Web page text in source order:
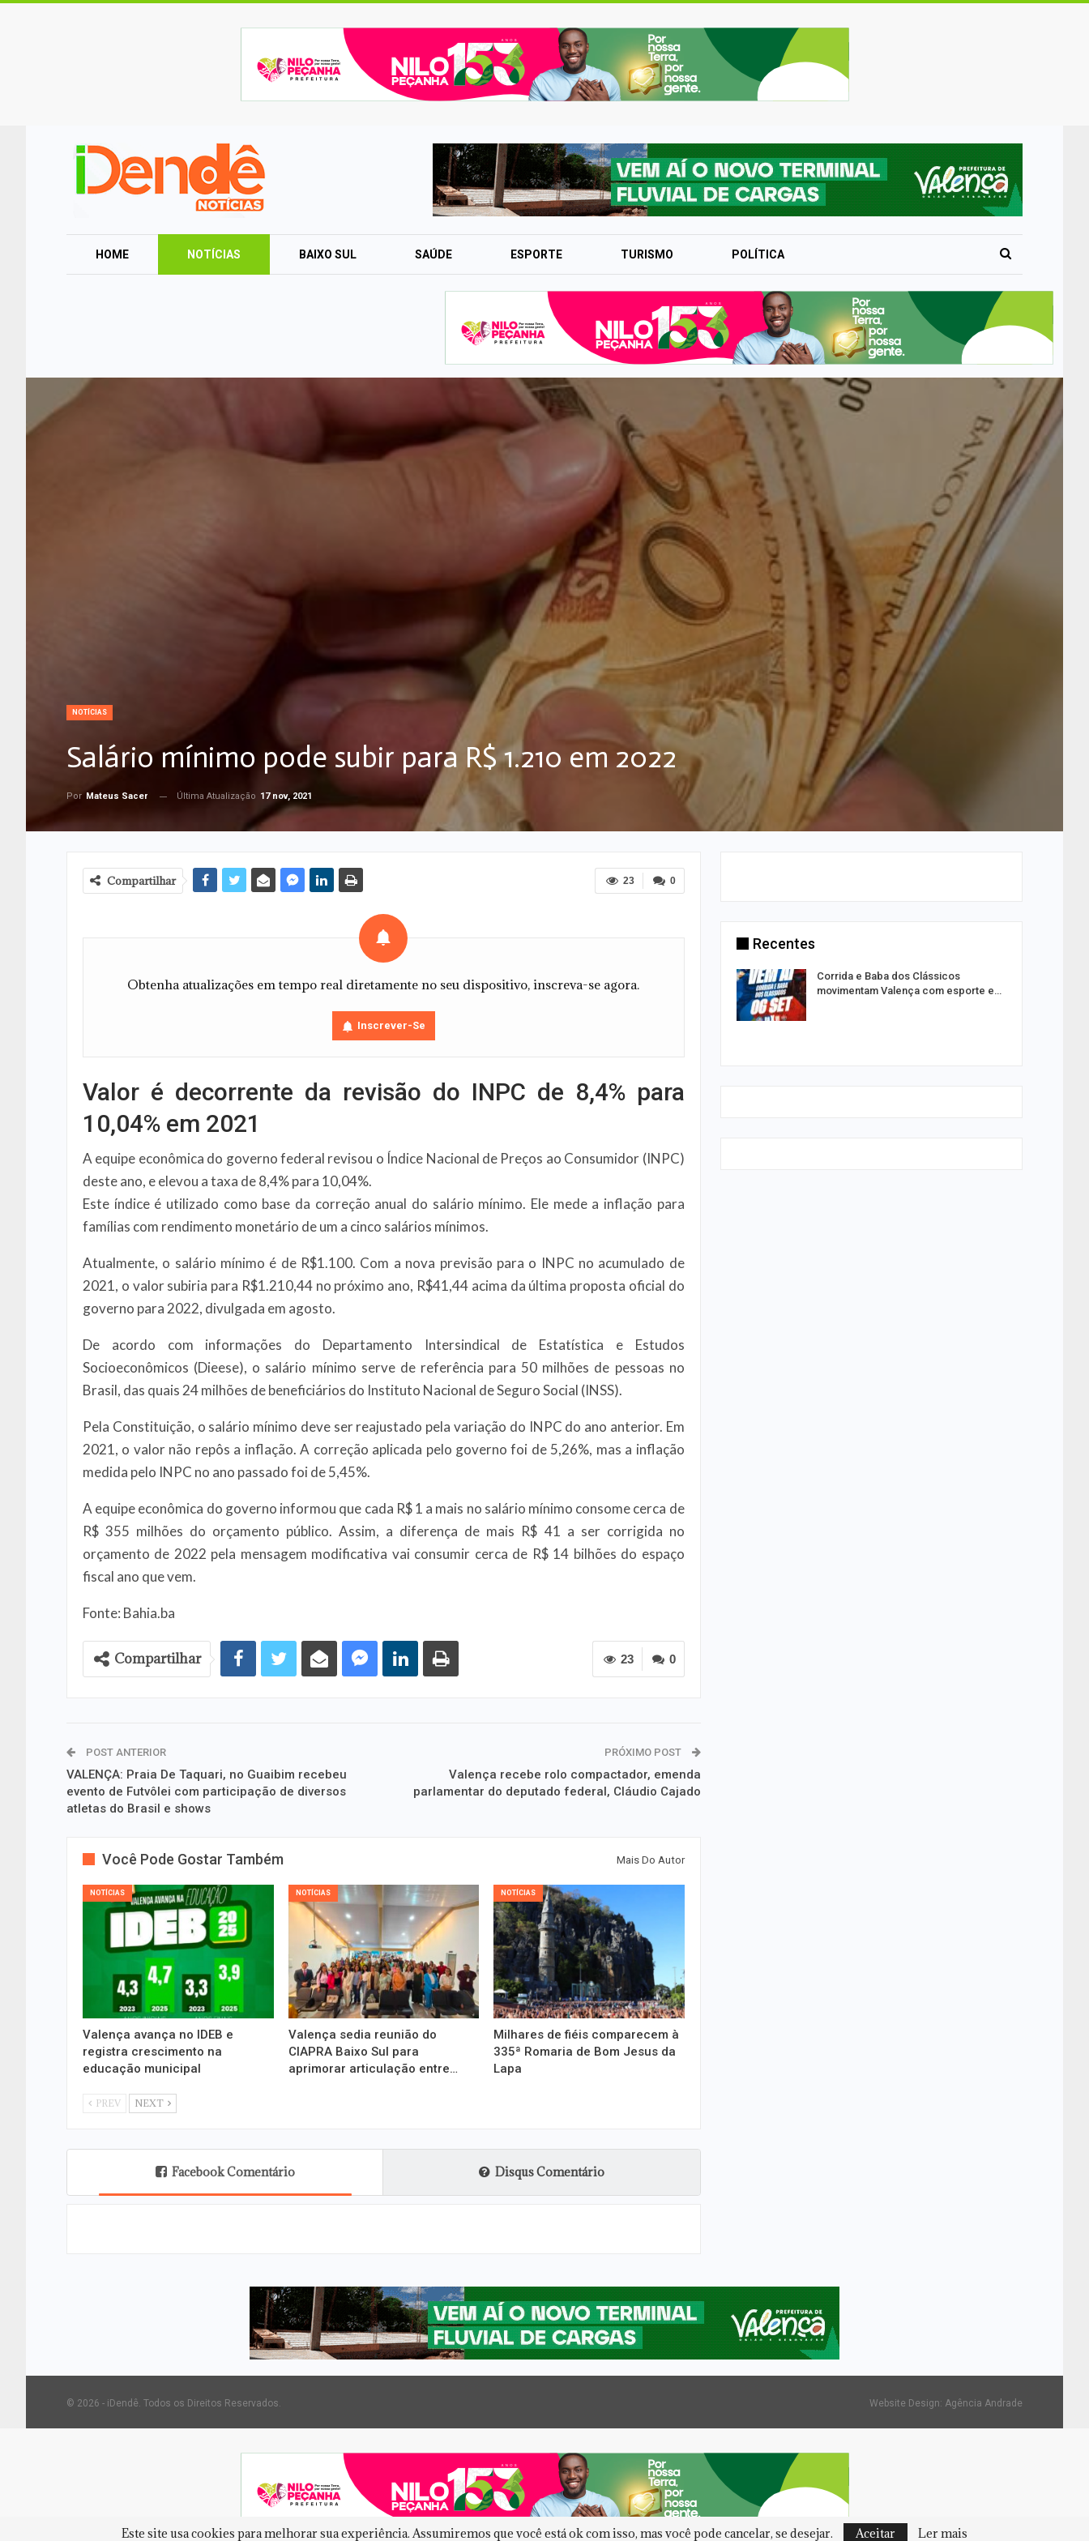
HOME NOTÍCIAS BAIXO SUL SAÚDE ESPORTE TURISMO POLÍTICA
NOTÍCIAS
Salário mínimo pode subir para R$ 1.210 em 2022
Por Mateus Sacer Última Atualização 17 nov, 2021
0
23
Compartilhar
Obtenha atualizações em tempo real diretamente no seu dispositivo, inscreva-se agora.
Inscrever-Se
Valor é decorrente da revisão do INPC de 8,4% para
10,04% em 2021
A equipe econômica do governo federal revisou o Índice Nacional de Preços ao Consumidor (INPC)
deste ano, e elevou a taxa de 8,4% para 10,04%.
Este índice é utilizado como base da correção anual do salário mínimo. Ele mede a inflação para
famílias com rendimento monetário de um a cinco salários mínimos.
Atualmente, o salário mínimo é de R$1.100. Com a nova previsão para o INPC no acumulado de
2021, o valor subiria para R$1.210,44 no próximo ano, R$41,44 acima da última proposta oficial do
governo para 2022, divulgada em agosto.
De acordo com informações do Departamento Intersindical de Estatística e Estudos
Socioeconômicos (Dieese), o salário mínimo serve de referência para 50 milhões de pessoas no
Brasil, das quais 24 milhões de beneficiários do Instituto Nacional de Seguro Social (INSS).
Pela Constituição, o salário mínimo deve ser reajustado pela variação do INPC do ano anterior. Em
2021, o valor não repôs a inflação. A correção aplicada pelo governo foi de 5,26%, mas a inflação
medida pelo INPC no ano passado foi de 5,45%.
A equipe econômica do governo informou que cada R$ 1 a mais no salário mínimo consome cerca de
R$ 355 milhões do orçamento público. Assim, a diferença de mais R$ 41 a ser corrigida no
orçamento de 2022 pela mensagem modificativa vai consumir cerca de R$ 14 bilhões do espaço
fiscal ano que vem.
Fonte: Bahia.ba
0
23
Compartilhar
POST ANTERIOR
VALENÇA: Praia De Taquari, no Guaibim recebeu
evento de Futvôlei com participação de diversos
atletas do Brasil e shows
PRÓXIMO POST
Valença recebe rolo compactador, emenda
parlamentar do deputado federal, Cláudio Cajado
Você Pode Gostar Também Mais Do Autor
NOTÍCIAS
Valença avança no IDEB e
registra crescimento na
educação municipal
NOTÍCIAS
Valença sedia reunião do
CIAPRA Baixo Sul para
aprimorar articulação entre…
NOTÍCIAS
Milhares de fiéis comparecem à
335ª Romaria de Bom Jesus da
Lapa
PREV NEXT
Facebook Comentário Disqus Comentário
Recentes
Corrida e Baba dos Clássicos
movimentam Valença com esporte e…
© 2026 - iDendê. Todos os Direitos Reservados. Website Design: Agência Andrade
Este site usa cookies para melhorar sua experiência. Assumiremos que você está ok com isso, mas você pode cancelar, se desejar. Aceitar Ler mais